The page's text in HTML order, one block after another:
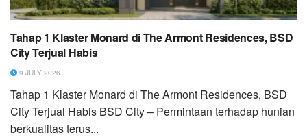
Tahap 1 Klaster Monard di The Armont Residences, BSD
City Terjual Habis
9 JULY 2026
Tahap 1 Klaster Monard di The Armont Residences, BSD
City Terjual Habis BSD City – Permintaan terhadap hunian
berkualitas terus...